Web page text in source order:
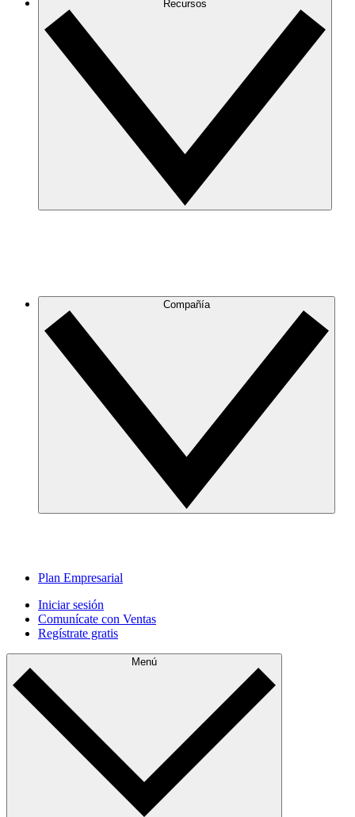
Recursos
Compañía
Plan Empresarial
Iniciar sesión
Comunícate con Ventas
Regístrate gratis
Menú